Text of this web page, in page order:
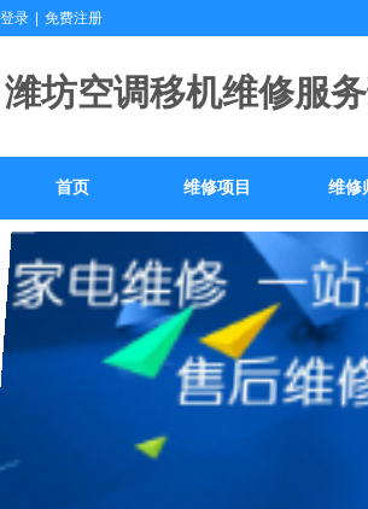
潍坊空调移机
登录 免费注册
首页 维修项目 维修